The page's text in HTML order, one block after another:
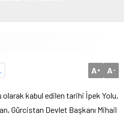
A+ A-
olarak kabul edilen tarihi İpek Yolu,
Gürcistan Devlet Başkanı Mihail